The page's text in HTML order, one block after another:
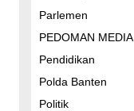
Parlemen
PEDOMAN MEDIA
Pendidikan
Polda Banten
Politik